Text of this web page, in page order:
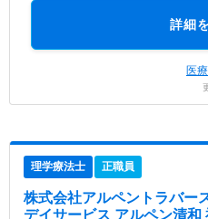
詳細
医
理学療法士 正職員
株式会社アルペントラバー
デイサービス アルペン清和